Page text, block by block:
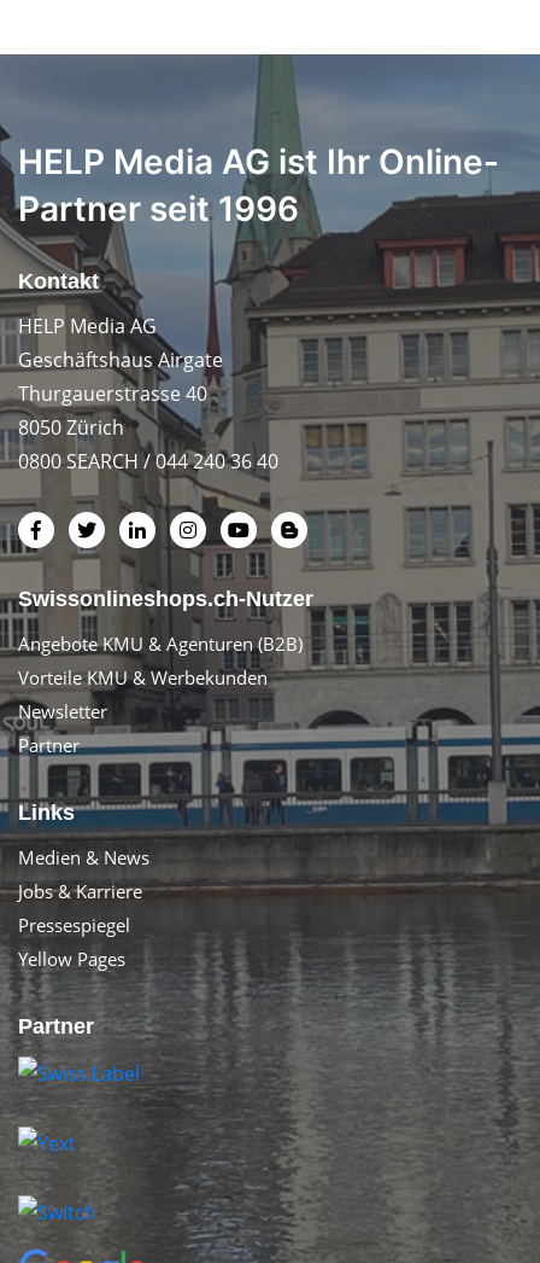
HELP Media AG ist Ihr Online-
Partner seit 1996
Kontakt
HELP Media AG
Geschäftshaus Airgate
Thurgauerstrasse 40
8050 Zürich
0800 SEARCH / 044 240 36 40
Swissonlineshops.ch-Nutzer
Angebote KMU & Agenturen (B2B)
Vorteile KMU & Werbekunden
Newsletter
Partner
Links
Medien & News
Jobs & Karriere
Pressespiegel
Yellow Pages
Partner